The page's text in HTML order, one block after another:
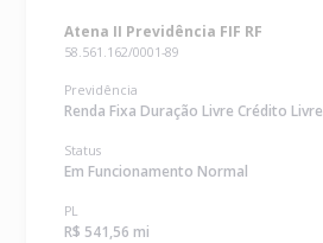
Atena II Previdência FIF RF
58.561.162/0001-89
Previdência
Renda Fixa Duração Livre Crédito Livre
Status
Em Funcionamento Normal
PL
R$ 541,56 mi